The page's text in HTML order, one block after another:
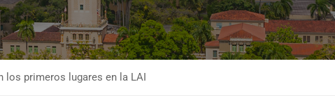
los primeros lugares en la LAI